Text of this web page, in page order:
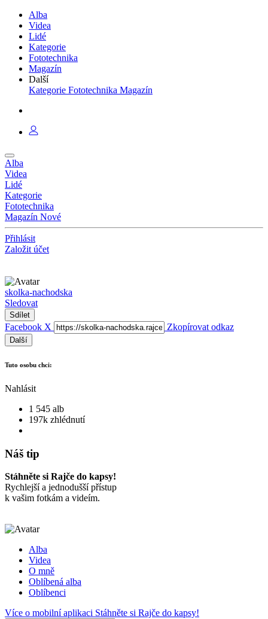
Alba
Videa
Lidé
Kategorie
Fototechnika
Magazín
Další
Kategorie Fototechnika Magazín
Alba
Videa
Lidé
Kategorie
Fototechnika
Magazín Nové
Přihlásit
Založit účet
skolka-nachodska
Sledovat
Sdílet
Facebook X Zkopírovat odkaz
Další
Tuto osobu chci:
Nahlásit
1 545 alb
197k zhlédnutí
Náš tip
Stáhněte si Rajče do kapsy!
Rychlejší a jednodušší přístup
k vašim fotkám a videím.
Alba
Videa
O mně
Oblíbená alba
Oblíbenci
Více o mobilní aplikaci Stáhněte si Rajče do kapsy!